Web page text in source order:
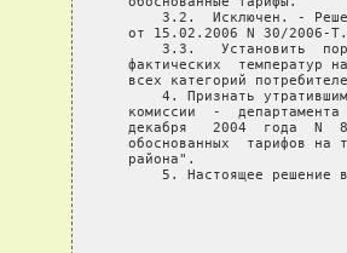
3.2.  Исключен. -
   от 15.02.2006 N 30/2006-Т.
3.3.   Установить
фактических  температур
всех категорий
4. Признать
комиссии  -
декабря   2004  года  N
обоснованных  тарифов на
   района".
5. Настоящее решение